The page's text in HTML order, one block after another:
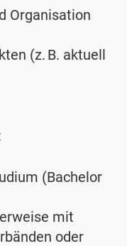
Organisation
(z. B. aktuell
(Bachelor
mit
oder